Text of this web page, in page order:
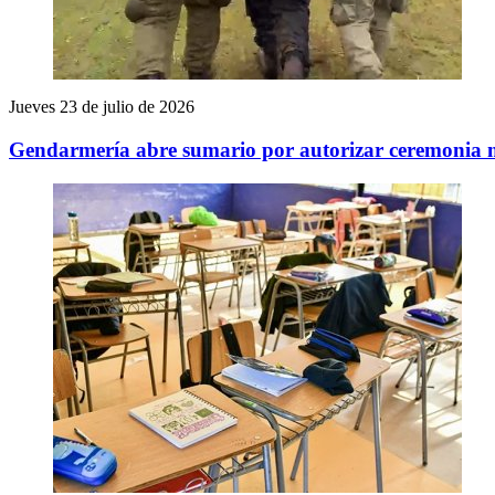
Jueves 23 de julio de 2026
Gendarmería abre sumario por autorizar